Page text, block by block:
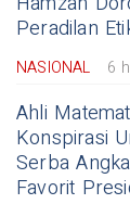
Peradilan
NASIONAL 6
Ahli
Konspirasi
Serba
Favorit